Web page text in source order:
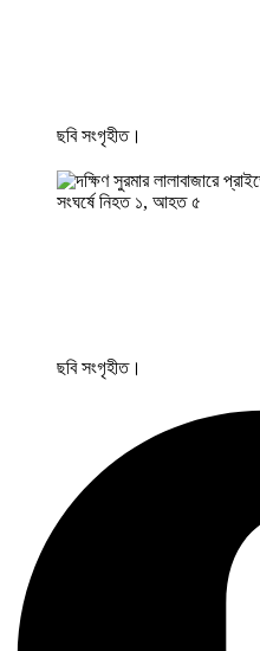
ছবি সংগৃহীত।
ছবি সংগৃহীত।